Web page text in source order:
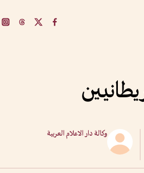
وكالة دار الاعلام العربية